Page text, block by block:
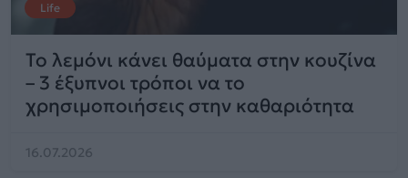
Life
Το λεμόνι κάνει θαύματα στην κουζίνα
– 3 έξυπνοι τρόποι να το
χρησιμοποιήσεις στην καθαριότητα
16.07.2026